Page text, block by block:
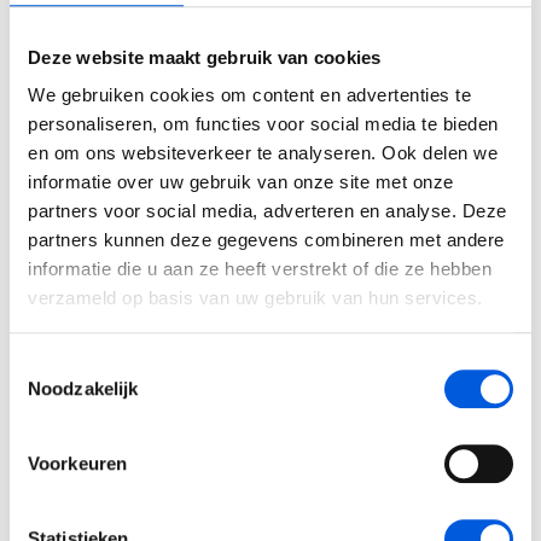
Deze website maakt gebruik van cookies
We gebruiken cookies om content en advertenties te
personaliseren, om functies voor social media te bieden
en om ons websiteverkeer te analyseren. Ook delen we
informatie over uw gebruik van onze site met onze
partners voor social media, adverteren en analyse. Deze
partners kunnen deze gegevens combineren met andere
informatie die u aan ze heeft verstrekt of die ze hebben
verzameld op basis van uw gebruik van hun services.
Noodzakelijk
Voorkeuren
4 november
09:30 - 22:00
5 november
09:30 - 22:00
6 november
09:30 - 19:30
IA - Module 3 - Noordwijk
7 december
13:30 - 22:00
8 december
09:30 - 22:00
9 december
09:30 - 15:30
26 oktober
Locatie
Driebergen-Rijsenburg
Beschikbaarheid
Beschikbaar
Planning modules
IA - Module 1 - Driebergen
26 oktober
13:30 - 20:30
25 november
4 januari
Optie nemen
Inschrijven